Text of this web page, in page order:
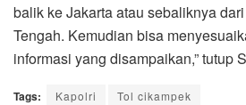
balik ke Jakarta atau sebaliknya
Tengah. Kemudian bisa
informasi yang disampaikan,” tutup
Tags: Kapolri Tol cikampek